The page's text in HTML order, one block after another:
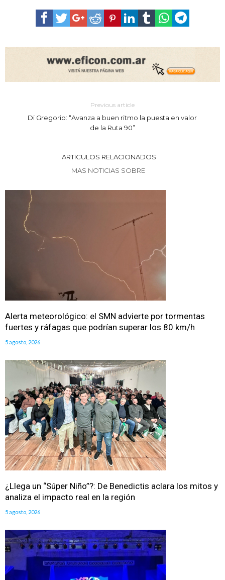
Previous article
Di Gregorio: “Avanza a buen ritmo la puesta en valor
de la Ruta 90”
ARTICULOS RELACIONADOS
MAS NOTICIAS SOBRE
Alerta meteorológico: el SMN advierte por tormentas
fuertes y ráfagas que podrían superar los 80 km/h
5 agosto, 2026
¿Llega un “Súper Niño”?: De Benedictis aclara los mitos y
analiza el impacto real en la región
5 agosto, 2026